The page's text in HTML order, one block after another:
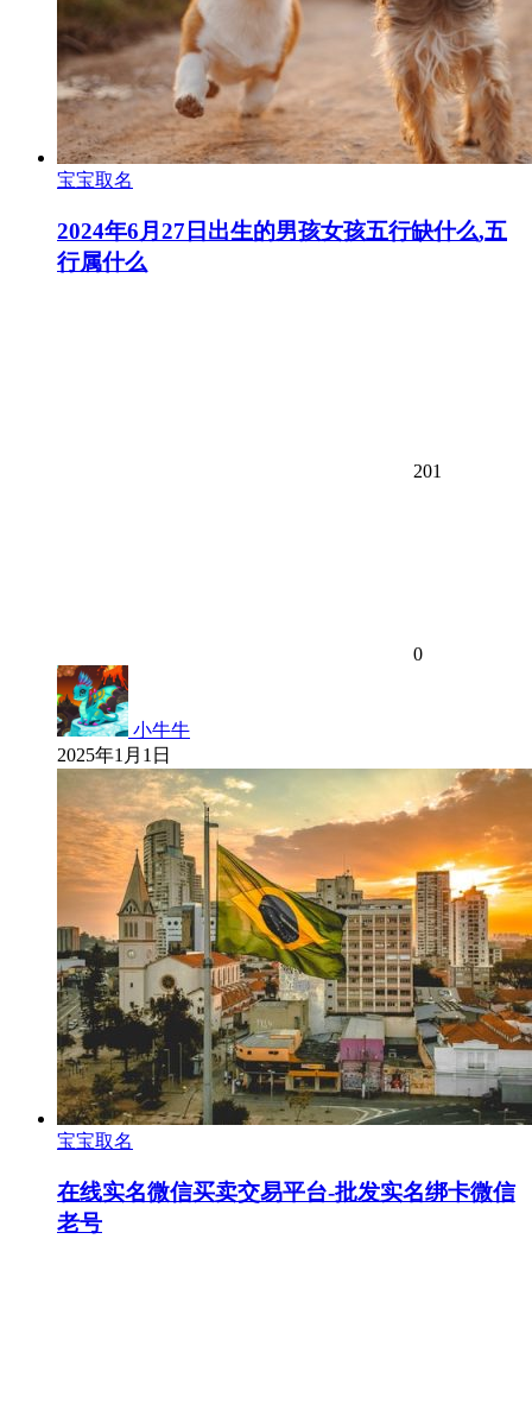
宝宝取名
2024年6月27日出生的男孩女孩五行缺什么,五
行属什么
201
0
小牛牛
2025年1月1日
宝宝取名
在线实名微信买卖交易平台-批发实名绑卡微信
老号